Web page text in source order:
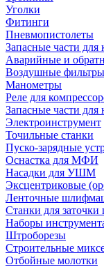
Уголки
Фитинги
Пневмопистолеты
Запасные части для
Аварийные и
Воздушные
Манометры
Реле для
Запасные части для
Электроинструмент
Точильные станки
Пуско-зарядные
Оснастка для МФИ
Насадки для УШМ
Эксцентриковые
Ленточные
Станки для заточки
Наборы
Штроборезы
Строительные
Отбойные молотки